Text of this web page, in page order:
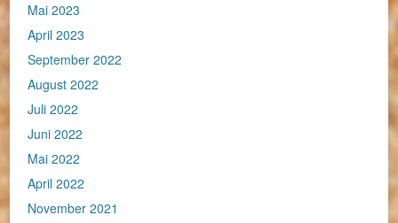
Mai 2023
April 2023
September 2022
August 2022
Juli 2022
Juni 2022
Mai 2022
April 2022
November 2021